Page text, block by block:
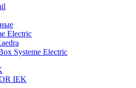
Electric
Systeme Electric
IEK